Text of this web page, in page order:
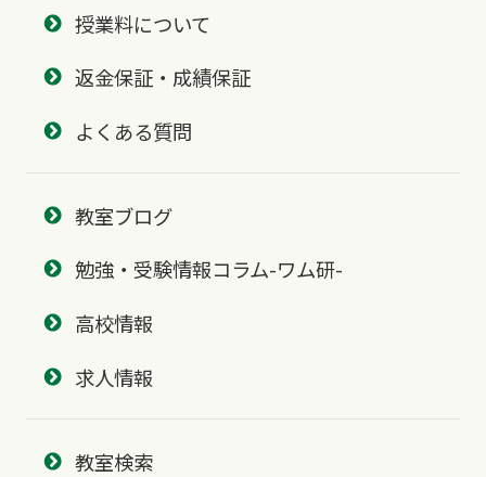
授業料について
返金保証・成績保証
よくある質問
教室ブログ
勉強・受験情報コラム-ワム研-
高校情報
求人情報
教室検索